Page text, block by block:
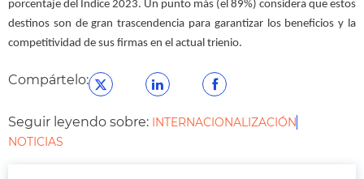
porcentaje del Índice 2023. Un punto más (el 89%) considera que estos
destinos son de gran trascendencia para garantizar los beneficios y la
competitividad de sus firmas en el actual trienio.
Compártelo:
Seguir leyendo sobre: INTERNACIONALIZACIÓN
NOTICIAS